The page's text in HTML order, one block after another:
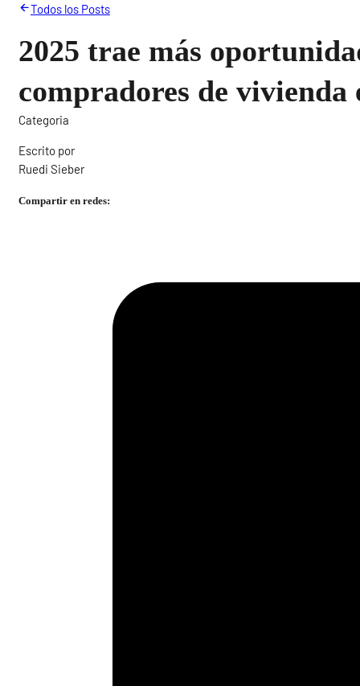
Todos los Posts
2025 trae más
compradores de
Categoria
Escrito por
Ruedi Sieber
Compartir en redes: